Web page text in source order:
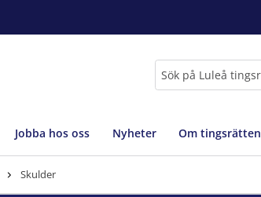
Jobba hos oss Nyheter Om tingsrätten
Skulder